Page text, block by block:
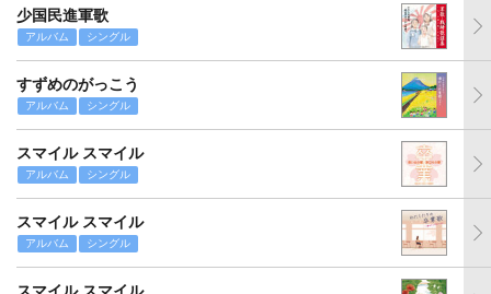
少国民進軍歌
アルバム シングル
すずめのがっこう
アルバム シングル
スマイル スマイル
アルバム シングル
スマイル スマイル
アルバム シングル